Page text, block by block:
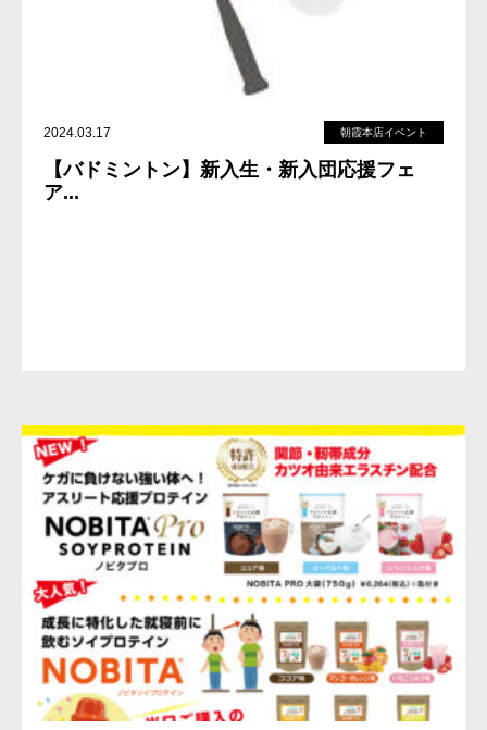
2024.03.17 朝霞本店イベント
【バドミントン】新入生・新入団応援フェ
ア...